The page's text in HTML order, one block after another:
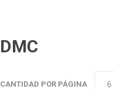
DMC
CANTIDAD POR PÁGINA